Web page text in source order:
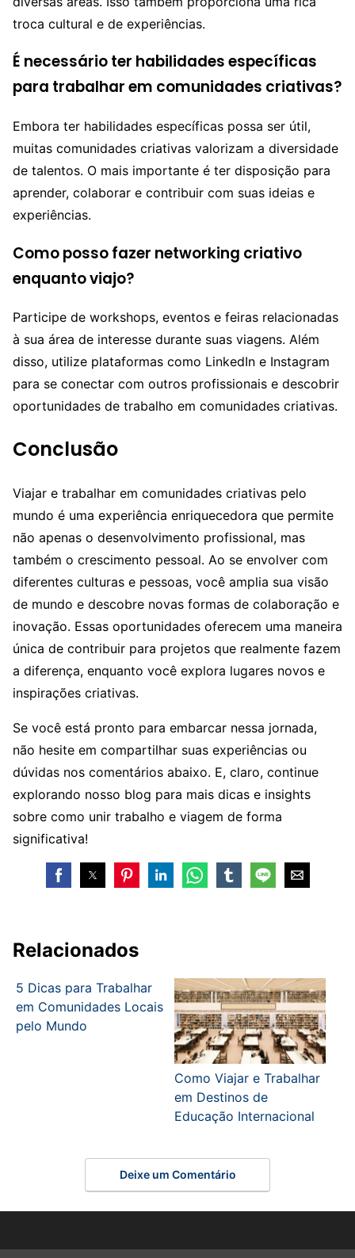
troca cultural e de experiências.
É necessário ter habilidades específicas
para trabalhar em comunidades criativas?
Embora ter habilidades específicas possa ser útil,
muitas comunidades criativas valorizam a diversidade
de talentos. O mais importante é ter disposição para
aprender, colaborar e contribuir com suas ideias e
experiências.
Como posso fazer networking criativo
enquanto viajo?
Participe de workshops, eventos e feiras relacionadas
à sua área de interesse durante suas viagens. Além
disso, utilize plataformas como LinkedIn e Instagram
para se conectar com outros profissionais e descobrir
oportunidades de trabalho em comunidades criativas.
Conclusão
Viajar e trabalhar em comunidades criativas pelo
mundo é uma experiência enriquecedora que permite
não apenas o desenvolvimento profissional, mas
também o crescimento pessoal. Ao se envolver com
diferentes culturas e pessoas, você amplia sua visão
de mundo e descobre novas formas de colaboração e
inovação. Essas oportunidades oferecem uma maneira
única de contribuir para projetos que realmente fazem
a diferença, enquanto você explora lugares novos e
inspirações criativas.
Se você está pronto para embarcar nessa jornada,
não hesite em compartilhar suas experiências ou
dúvidas nos comentários abaixo. E, claro, continue
explorando nosso blog para mais dicas e insights
sobre como unir trabalho e viagem de forma
significativa!
Relacionados
5 Dicas para Trabalhar
em Comunidades Locais
pelo Mundo
Como Viajar e Trabalhar
em Destinos de
Educação Internacional
Deixe um Comentário